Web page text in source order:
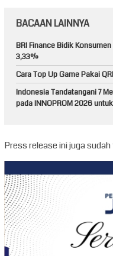
BACAAN LAINNYA
BRI Finance Bidik
3,33%
Cara Top Up Game Pakai
Indonesia Tandatangani 7
pada INNOPROM 2026
Press release ini juga